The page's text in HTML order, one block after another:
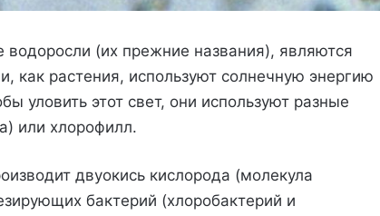
(их прежние названия), являются
как растения, используют солнечную энергию
уловить этот свет, они используют разные
или хлорофилл.
двуокись кислорода (молекула
бактерий (хлоробактерий и